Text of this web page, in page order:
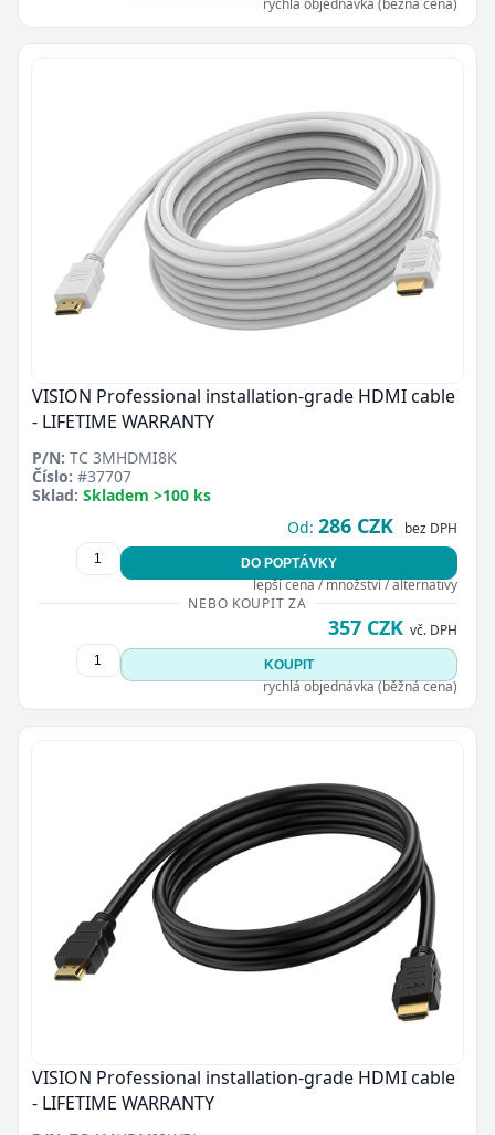
rychlá objednávka (běžná cena)
VISION Professional installation-grade HDMI cable
- LIFETIME WARRANTY
P/N: TC 3MHDMI8K
Číslo: #37707
Sklad: Skladem >100 ks
Od: 286 CZK bez DPH
DO POPTÁVKY
lepší cena / množství / alternativy
NEBO KOUPIT ZA
357 CZK vč. DPH
KOUPIT
rychlá objednávka (běžná cena)
VISION Professional installation-grade HDMI cable
- LIFETIME WARRANTY